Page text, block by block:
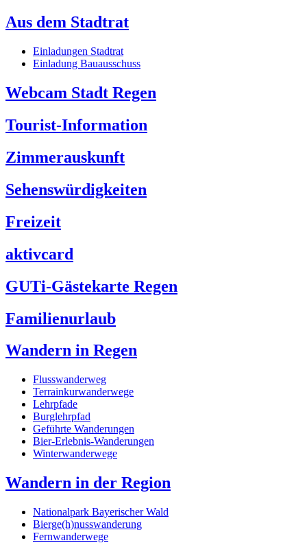
Aus dem Stadtrat
Einladungen Stadtrat
Einladung Bauausschuss
Webcam Stadt Regen
Tourist-Information
Zimmerauskunft
Sehenswürdigkeiten
Freizeit
aktivcard
GUTi-Gästekarte Regen
Familienurlaub
Wandern in Regen
Flusswanderweg
Terrainkurwanderwege
Lehrpfade
Burglehrpfad
Geführte Wanderungen
Bier-Erlebnis-Wanderungen
Winterwanderwege
Wandern in der Region
Nationalpark Bayerischer Wald
Bierge(h)nusswanderung
Fernwanderwege